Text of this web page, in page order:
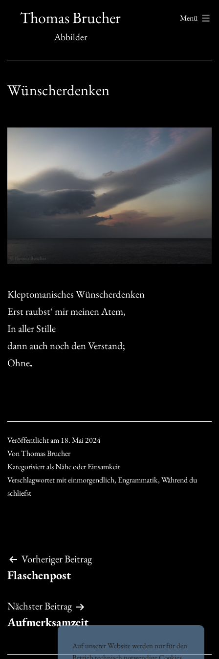
InhaltThomas Brucher
Abbilder
Menü
Wünscherdenken
Kleptomanisches Wünscherdenken
Erst raubst‘ mir meinen Atem,
In aller Stille
dann auch noch den Verstand;
Ohne.
Veröffentlicht am18. Mai 2024
VonThomas Brucher
Kategorisiert alsNähe oder Einsamkeit
Verschlagwortet miteinmorgendlich,Engrammatik,Während du
schliefst
Beitragsnavigation
Vorheriger Beitrag
Flaschenpost
Nächster Beitrag
Aufmerksamzeit
Auf unserer Website werden nur für den